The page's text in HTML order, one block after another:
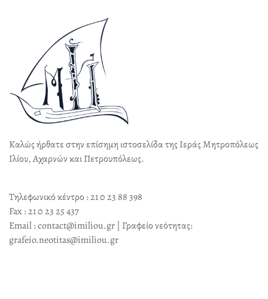
Καλώς ήρθατε στην επίσημη ιστοσελίδα της Ιεράς Μητροπόλεως
Ιλίου, Αχαρνών και Πετρουπόλεως.
Τηλεφωνικό κέντρο : 21 0 23 88 398
Fax : 21 0 23 25 437
Email : contact@imiliou.gr | Γραφείο νεότητας:
grafeio.neotitas@imiliou.gr